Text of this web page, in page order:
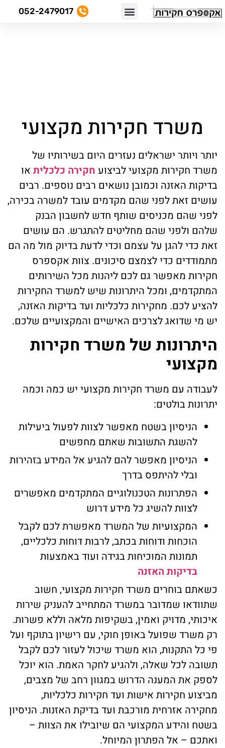
052-2479017
משרד חקירות מקצועי
יותר ויותר ישראלים נעזרים היום בשירותיו של
משרד חקירות מקצועי לביצוע חקירה כלכלית או
בדיקות האזנה וכמובן נושאים רבים נוספים. רבים
עושים זאת לפני שהם מקדמים עובד למשרה בכירה,
לפני שהם מכניסים שותף חדש לחשבון הבנק
שלהם ולפני שהם מחליטים להתגרש. הם עושים
זאת כדי להגן על עצמם וכדי לדעת בדיוק מול מה הם
מתמודדים כדי לצמצם סיכונים. צוות אקספרס
חקירות מאפשר גם לכם ליהנות מכל השירותים
המתקדמים, ומכל היתרונות שיש למשרד החקירות
להציע לכם. מחקירות כלכליות ועד בדיקות האזנה,
יש מי שדואג לצרכים האישיים והמקצועיים שלכם.
היתרונות של משרד חקירות
מקצועי
לעבודה עם משרד חקירות מקצועי יש כמה וכמה
יתרונות בולטים:
הניסיון בשטח מאפשר לצוות לפעול ביעילות
להשגת התשובות שאתם מחפשים
הניסיון מאפשר להם להגיע אל המידע בזהירות
ובלי להיתפס בדרך
הפתרונות הטכנולוגיים המתקדמים מאפשרים
לצוות להשיג כל מידע דרוש
המקצועיות של המשרד מאפשרת לכם לקבל
הוכחות ודוחות בכתב, לרבות דוחות כלכליים,
תמונות המוכיחות בגידה ועוד באמצעות
בדיקות האזנה
כשאתם בוחרים משרד חקירות מקצועי, חשוב
שתוודאו שמדובר במשרד המתחייב להעניק שירות
איכותי, מדויק ואמין, בשקיפות מלאה וללא פשרות.
רק משרד שפועל באופן חוקי, עם רישיון בתוקף ועל
פי כל התקנות, הוא משרד שיכול לעזור לכם לקבל
תשובה לכל שאלה, ולהגיע לחקר האמת. הוא יוכל
לספק את המענה הדרוש במגוון רחב של מצבים,
מביצוע חקירות אישות ועד חקירות כלכליות,
מחקירה אזרחית מורכבת ועד בדיקת האזנות. הניסיון
בשטח והידע המקצועי הם שיובילו את הצוות –
ואתכם – אל הפתרון המיוחל.